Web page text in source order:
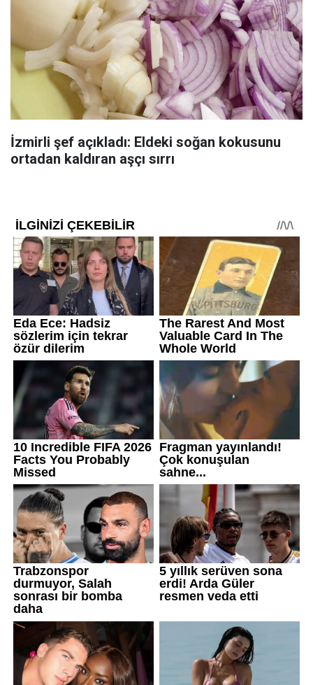
İzmirli şef açıkladı: Eldeki soğan kokusunu
ortadan kaldıran aşçı sırrı